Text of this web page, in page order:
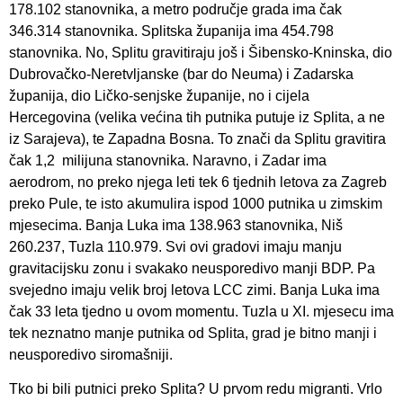
178.102 stanovnika, a metro područje grada ima čak
346.314 stanovnika. Splitska županija ima 454.798
stanovnika. No, Splitu gravitiraju još i Šibensko-Kninska, dio
Dubrovačko-Neretvljanske (bar do Neuma) i Zadarska
županija, dio Ličko-senjske županije, no i cijela
Hercegovina (velika većina tih putnika putuje iz Splita, a ne
iz Sarajeva), te Zapadna Bosna. To znači da Splitu gravitira
čak 1,2 milijuna stanovnika. Naravno, i Zadar ima
aerodrom, no preko njega leti tek 6 tjednih letova za Zagreb
preko Pule, te isto akumulira ispod 1000 putnika u zimskim
mjesecima. Banja Luka ima 138.963 stanovnika, Niš
260.237, Tuzla 110.979. Svi ovi gradovi imaju manju
gravitacijsku zonu i svakako neusporedivo manji BDP. Pa
svejedno imaju velik broj letova LCC zimi. Banja Luka ima
čak 33 leta tjedno u ovom momentu. Tuzla u XI. mjesecu ima
tek neznatno manje putnika od Splita, grad je bitno manji i
neusporedivo siromašniji.
Tko bi bili putnici preko Splita? U prvom redu migranti. Vrlo